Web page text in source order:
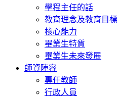
學程主任的話
教育理念及教育目標
核心能力
畢業生特質
畢業生未來發展
師資陣容
專任教師
行政人員